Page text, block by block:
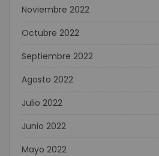
Noviembre 2022
Octubre 2022
Septiembre 2022
Agosto 2022
Julio 2022
Junio 2022
Mayo 2022